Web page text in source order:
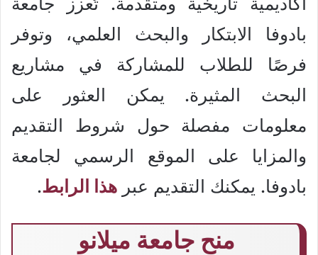
بادوفا الابتكار والبحث العلمي، وتوفر
فرصًا للطلاب للمشاركة في مشاريع
البحث المثيرة. يمكن العثور على
معلومات مفصلة حول شروط التقديم
والمزايا على الموقع الرسمي لجامعة
بادوفا. يمكنك التقديم عبر هذا الرابط.
منح جامعة ميلانو